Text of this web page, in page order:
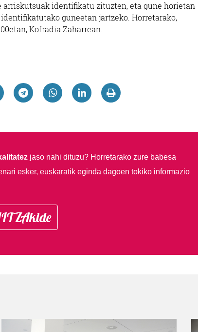
arriskutsuak identifikatu zituzten, eta gune horietan
guneetan jartzeko. Horretarako,
Kofradia Zaharrean.
jaso nahi dituzu? Horretarako zure babesa
esker, euskaratik eginda dagoen tokiko informazio